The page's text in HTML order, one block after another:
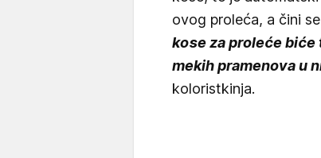
ovog proleća, a čini
kose za proleće biće
mekih pramenova u
koloristkinja.